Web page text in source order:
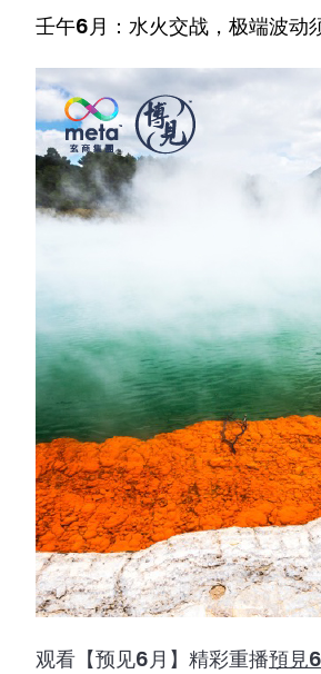
壬午6月：水火交战，极端波动
观看【预见6月】精彩重播預見